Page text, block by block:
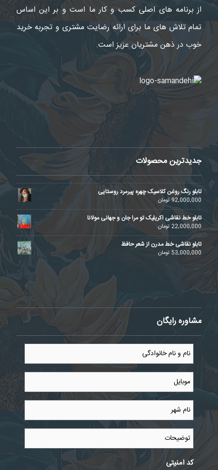
از برنامه های اصلی کسب و کار ما است و بر این اساس
تمام تلاش های ما برای ارائه رضایت مشتری و تجربه خرید
خوب در ذهن مشتریان عزیز است.
جدیدترین محصولات
تابلو رنگ روغن کلاسیک چهره پیرمرد روستایی
92,000,000تومان
تابلو خط نقاشی اکریلیک تو مرا جان و جهانی مولانا
22,000,000 تومان
تابلو نقاشی خط مدرن از شعر حافظ
53,000,000 تومان
مشاوره رایگان
نام
نام
خانوادگی
موبایل
نام
شهر *
توضیحات
کد امنیتی